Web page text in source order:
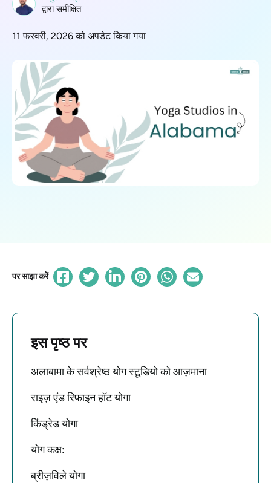
द्वारा समीक्षित
11 फरवरी, 2026 को अपडेट किया गया
पर साझा करें
इस पृष्ठ पर
अलाबामा के सर्वश्रेष्ठ योग स्टूडियो को आज़माना
राइज़ एंड रिफाइन हॉट योगा
किंड्रेड योगा
योग कक्ष:
ब्रीज़विले योगा